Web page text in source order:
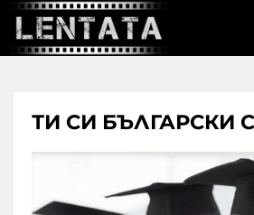
ТИ СИ БЪЛГАРСКИ